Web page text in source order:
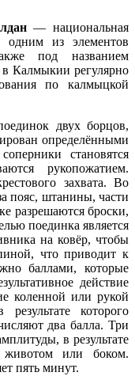
— национальная
одним из элементов
под названием
Калмыкии регулярно
по калмыцкой
двух борцов,
определёнными
становятся
рукопожатием.
захвата. Во
пояс, штанины, части
разрешаются броски,
поединка является
на ковёр, чтобы
что приводит к
баллами, которые
действие
коленной или рукой
которого
два балла. Три
в результате
животом или боком.
пять минут.